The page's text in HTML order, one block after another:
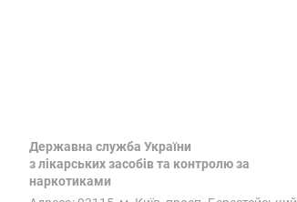
Державна служба України
з лікарських засобів та контролю за
наркотиками